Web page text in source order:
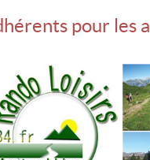
pour les